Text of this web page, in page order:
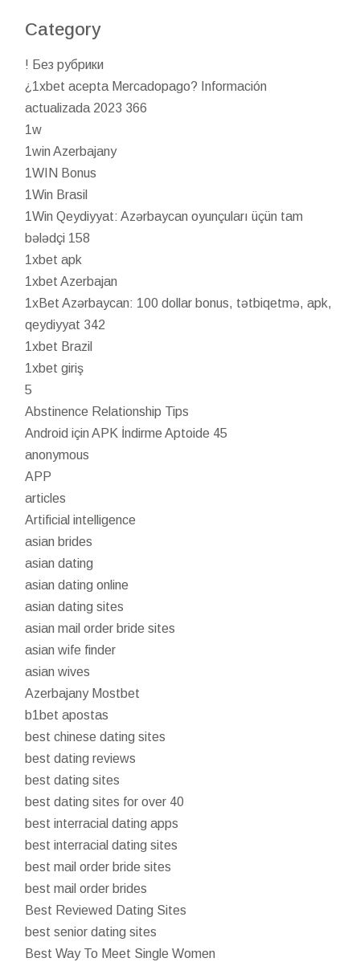
Category
! Без рубрики
¿1xbet acepta Mercadopago? Información
actualizada 2023 366
1w
1win Azerbajany
1WIN Bonus
1Win Brasil
1Win Qeydiyyat: Azərbaycan oyunçuları üçün tam
bələdçi 158
1xbet apk
1xbet Azerbajan
1xBet Azərbaycan: 100 dollar bonus, tətbiqetmə, apk,
qeydiyyat 342
1xbet Brazil
1xbet giriş
5
Abstinence Relationship Tips
Android için APK İndirme Aptoide 45
anonymous
APP
articles
Artificial intelligence
asian brides
asian dating
asian dating online
asian dating sites
asian mail order bride sites
asian wife finder
asian wives
Azerbajany Mostbet
b1bet apostas
best chinese dating sites
best dating reviews
best dating sites
best dating sites for over 40
best interracial dating apps
best interracial dating sites
best mail order bride sites
best mail order brides
Best Reviewed Dating Sites
best senior dating sites
Best Way To Meet Single Women